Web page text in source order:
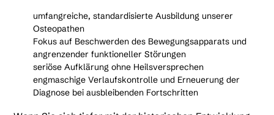
umfangreiche, standardisierte Ausbildung unserer
Osteopathen
Fokus auf Beschwerden des Bewegungsapparats und
angrenzender funktioneller Störungen
seriöse Aufklärung ohne Heilsversprechen
engmaschige Verlaufskontrolle und Erneuerung der
Diagnose bei ausbleibenden Fortschritten